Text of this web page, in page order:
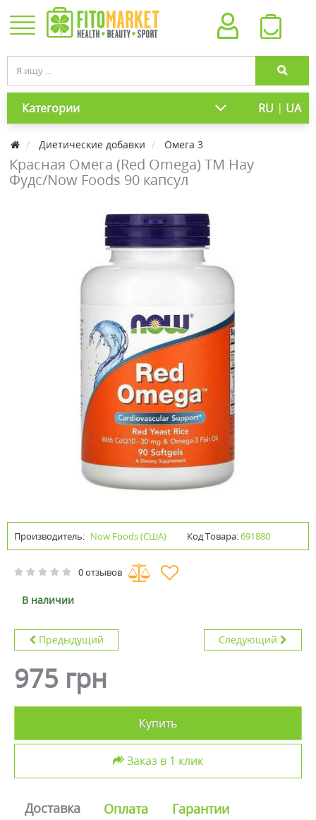
Категории RU | UA
Диетические добавки Омега 3
Красная Омега (Red Omega) ТМ Нау
Фудс/Now Foods 90 капсул
Производитель: Now Foods (США) Код Товара:691880
0 отзывов
В наличии
Предыдущий Следующий
975 грн
Купить
Заказ в 1 клик
Доставка Оплата Гарантии